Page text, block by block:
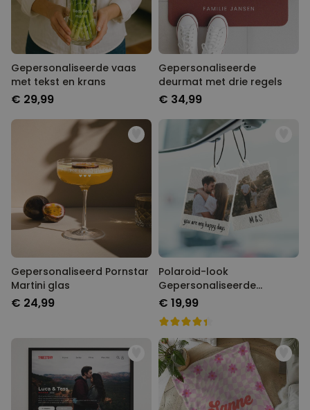
Gepersonaliseerde vaas
met tekst en krans
€ 29,99
Gepersonaliseerde
deurmat met drie regels
€ 34,99
Gepersonaliseerd Pornstar
Martini glas
€ 24,99
Polaroid-look
Gepersonaliseerde
Geurhanger set van 2
€ 19,99